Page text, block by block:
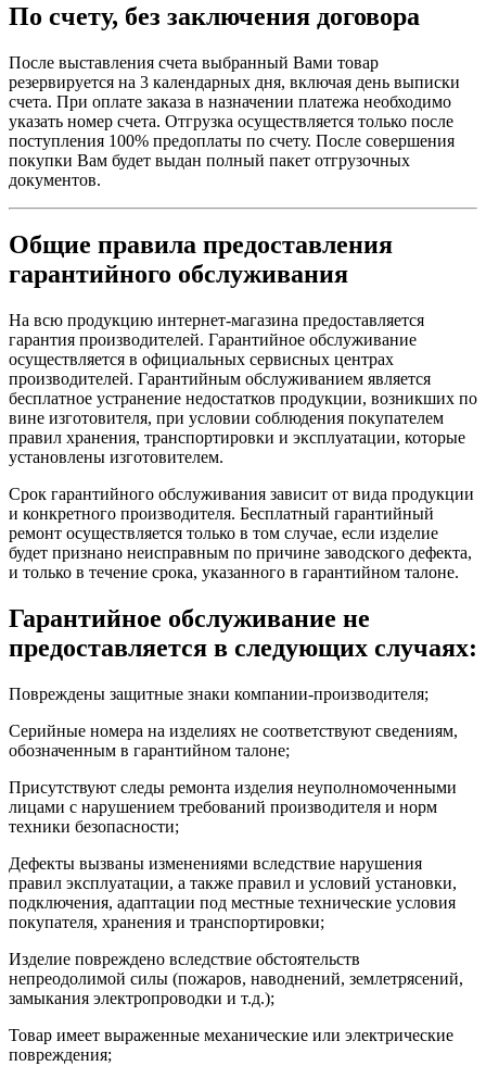
По счету, без заключения договора
После выставления счета выбранный Вами товар
резервируется на 3 календарных дня, включая день выписки
счета. При оплате заказа в назначении платежа необходимо
указать номер счета. Отгрузка осуществляется только после
поступления 100% предоплаты по счету. После совершения
покупки Вам будет выдан полный пакет отгрузочных
документов.
Общие правила предоставления
гарантийного обслуживания
На всю продукцию интернет-магазина предоставляется
гарантия производителей. Гарантийное обслуживание
осуществляется в официальных сервисных центрах
производителей. Гарантийным обслуживанием является
бесплатное устранение недостатков продукции, возникших по
вине изготовителя, при условии соблюдения покупателем
правил хранения, транспортировки и эксплуатации, которые
установлены изготовителем.
Срок гарантийного обслуживания зависит от вида продукции
и конкретного производителя. Бесплатный гарантийный
ремонт осуществляется только в том случае, если изделие
будет признано неисправным по причине заводского дефекта,
и только в течение срока, указанного в гарантийном талоне.
Гарантийное обслуживание не
предоставляется в следующих случаях:
Повреждены защитные знаки компании-производителя;
Серийные номера на изделиях не соответствуют сведениям,
обозначенным в гарантийном талоне;
Присутствуют следы ремонта изделия неуполномоченными
лицами с нарушением требований производителя и норм
техники безопасности;
Дефекты вызваны изменениями вследствие нарушения
правил эксплуатации, а также правил и условий установки,
подключения, адаптации под местные технические условия
покупателя, хранения и транспортировки;
Изделие повреждено вследствие обстоятельств
непреодолимой силы (пожаров, наводнений, землетрясений,
замыкания электропроводки и т.д.);
Товар имеет выраженные механические или электрические
повреждения;